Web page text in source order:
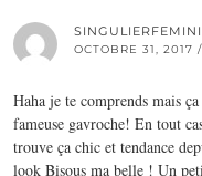
OCTOBRE 31, 2017
Haha je te comprends mais
fameuse gavroche! En tout
trouve ça chic et tendance
look Bisous ma belle ! Un